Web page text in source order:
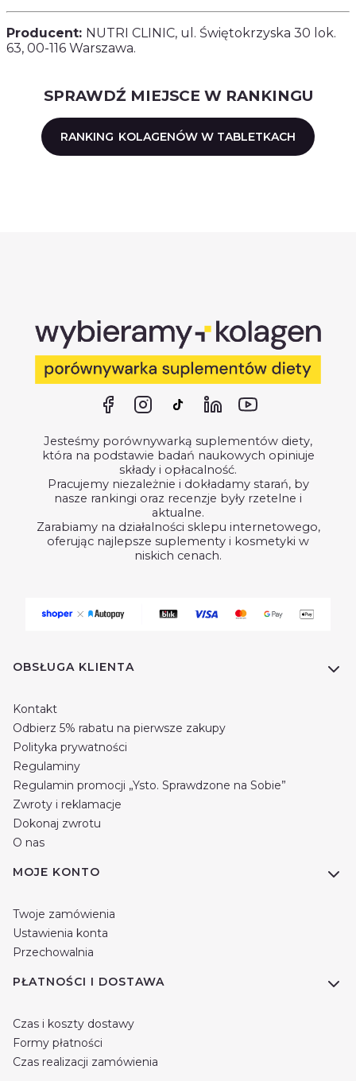
Producent: NUTRI CLINIC, ul. Świętokrzyska 30 lok.
63, 00-116 Warszawa.
SPRAWDŹ MIEJSCE W RANKINGU
RANKING KOLAGENÓW W TABLETKACH
Jesteśmy porównywarką suplementów diety,
która na podstawie badań naukowych opiniuje
składy i opłacalność.
Pracujemy niezależnie i dokładamy starań, by
nasze rankingi oraz recenzje były rzetelne i
aktualne.
Zarabiamy na działalności sklepu internetowego,
oferując najlepsze suplementy i kosmetyki w
niskich cenach.
Linki w stopce
OBSŁUGA KLIENTA
Kontakt
Odbierz 5% rabatu na pierwsze zakupy
Polityka prywatności
Regulaminy
Regulamin promocji „Ysto. Sprawdzone na Sobie”
Zwroty i reklamacje
Dokonaj zwrotu
O nas
MOJE KONTO
Twoje zamówienia
Ustawienia konta
Przechowalnia
PŁATNOŚCI I DOSTAWA
Czas i koszty dostawy
Formy płatności
Czas realizacji zamówienia